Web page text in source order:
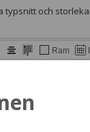
och
Ram